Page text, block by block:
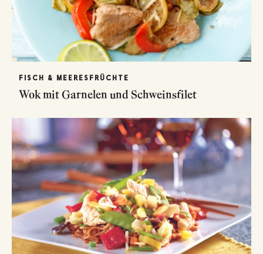
FISCH & MEERESFRÜCHTE
Wok mit Garnelen und Schweinsfilet